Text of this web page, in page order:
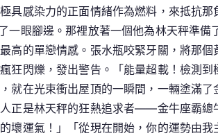
具感染力的正面情緒作為燃料，來抵抗
眼腳邊。那裡放著一個他為林天秤準
的單戀情感。張水瓶咬緊牙關，將那
狂閃爍，發出警告。「能量超載！檢測
就在光束衝出屋頂的一瞬間，一輛塗滿
正是林天秤的狂熱追求者——金牛座霸總
壞運氣！」「從現在開始，你的運勢由